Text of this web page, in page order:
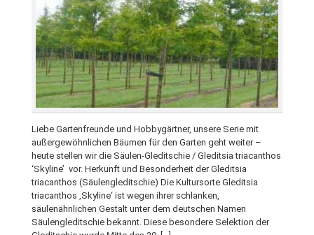
Liebe Gartenfreunde und Hobbygärtner, unsere Serie mit
außergewöhnlichen Bäumen für den Garten geht weiter –
heute stellen wir die Säulen-Gleditschie / Gleditsia triacanthos
‘Skyline’ vor. Herkunft und Besonderheit der Gleditsia
triacanthos (Säulengleditschie) Die Kultursorte Gleditsia
triacanthos ‚Skyline‘ ist wegen ihrer schlanken,
säulenähnlichen Gestalt unter dem deutschen Namen
Säulengleditschie bekannt. Diese besondere Selektion der